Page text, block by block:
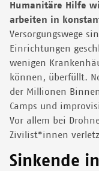
Humanitäre Hilfe
arbeiten in
Versorgungswege
Einrichtungen
wenigen
können, überfüllt.
der Millionen
Camps und
Vor allem bei
Zivilist*innen
Sinkende